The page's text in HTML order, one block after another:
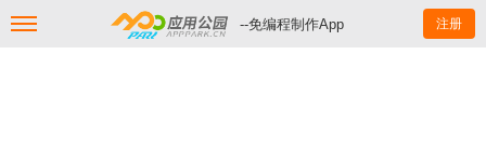
--免编程制作App 注册